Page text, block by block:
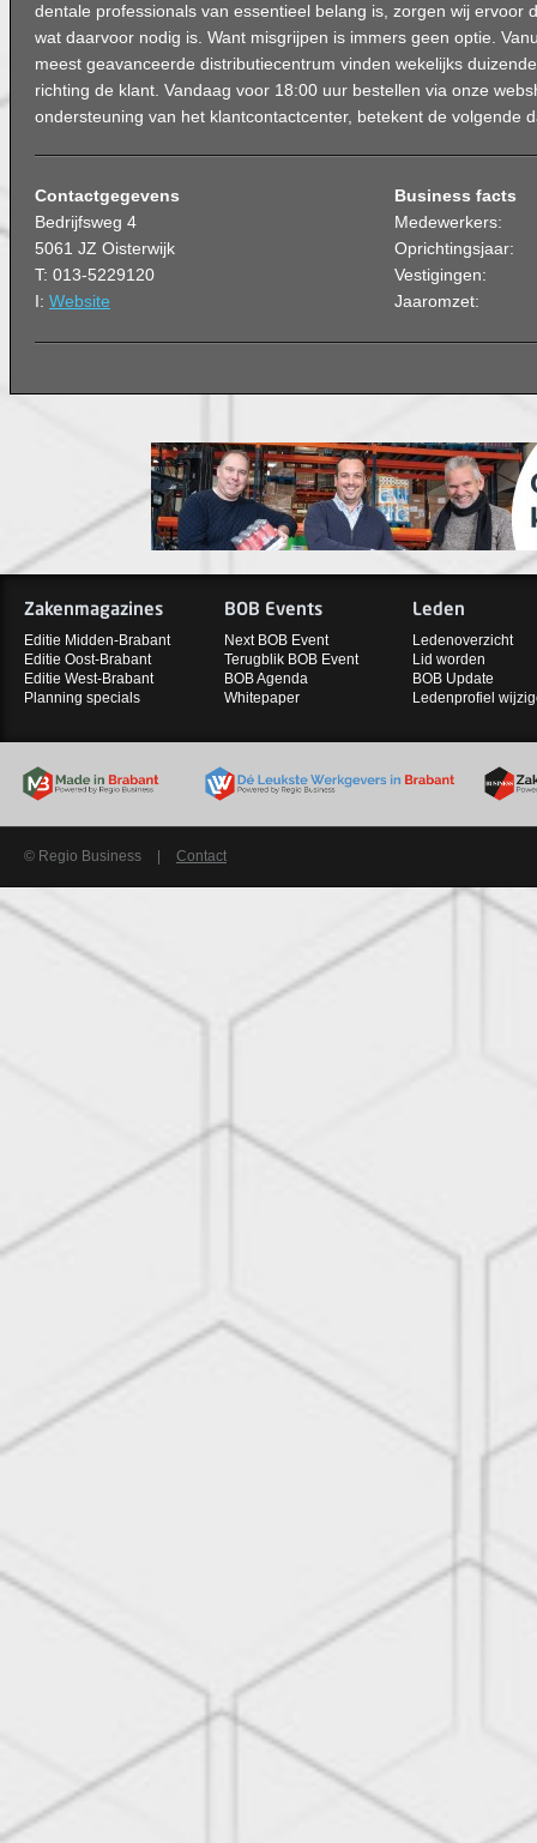
dentale professionals van essentieel belang is, zorgen wij ervoor
wat daarvoor nodig is. Want misgrijpen is immers geen optie.
meest geavanceerde distributiecentrum vinden wekelijks
richting de klant. Vandaag voor 18:00 uur bestellen via onze
ondersteuning van het klantcontactcenter, betekent de volgende
Contactgegevens
Bedrijfsweg 4
5061 JZ Oisterwijk
T: 013-5229120
I: Website
Business facts
Medewerkers:
Oprichtingsjaar:
Vestigingen:
Jaaromzet:
Zakenmagazines
Editie Midden-Brabant
Editie Oost-Brabant
Editie West-Brabant
Planning specials
BOB Events
Next BOB Event
Terugblik BOB Event
BOB Agenda
Whitepaper
Leden
Ledenoverzicht
Lid worden
BOB Update
Ledenprofiel
© Regio Business Contact